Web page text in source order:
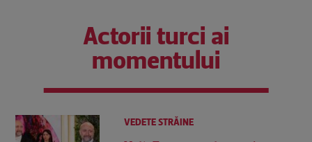
Actorii turci ai
momentului
VEDETE STRĂINE